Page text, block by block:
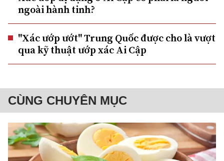
ngoài hành tinh?
"Xác ướp ướt" Trung Quốc được cho là vượt
qua kỹ thuật ướp xác Ai Cập
CÙNG CHUYÊN MỤC